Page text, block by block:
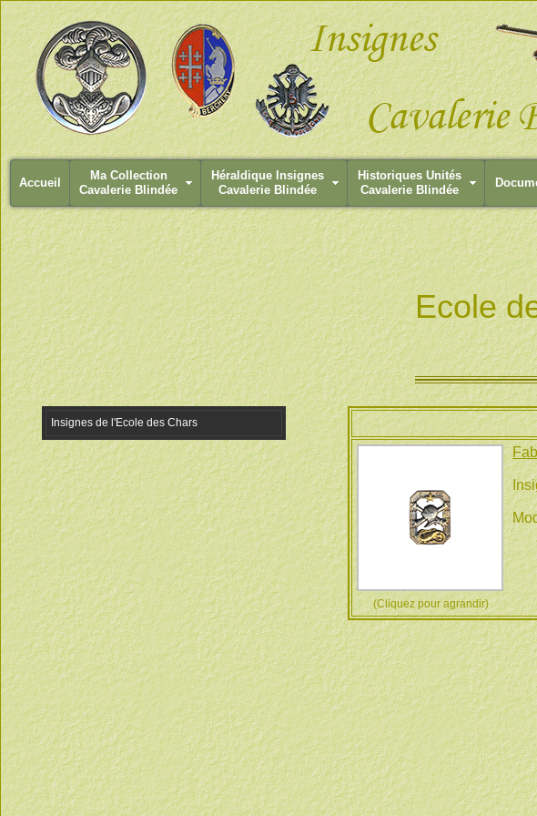
Accueil
Ma Collection
Cavalerie Blindée
Héraldique Insignes
Cavalerie Blindée
Historiques Unités
Cavalerie Blindée
Ecole
(Cliquez pour agrandir)